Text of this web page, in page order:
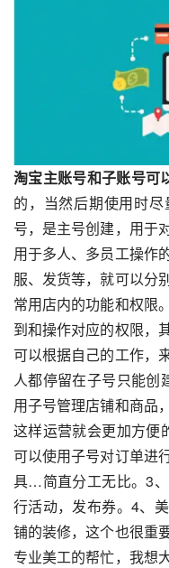
淘宝主账号和子账号可
的，当然后期使用时
号，是主号创建，用于
用于多人、多员工操作
服、发货等，就可以分
常用店内的功能和权限
到和操作对应的权限，
可以根据自己的工作，
人都停留在子号只能创
用子号管理店铺和商品
这样运营就会更加方便
可以使用子号对订单进
具…简直分工无比。3
行活动，发布券。4、
铺的装修，这个也很重
专业美工的帮忙，我想